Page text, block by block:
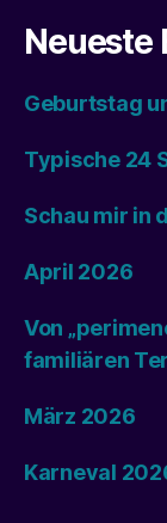
Neueste
Geburtstag
Typische 24
Schau mir in
April 2026
Von
familiären
März 2026
Karneval